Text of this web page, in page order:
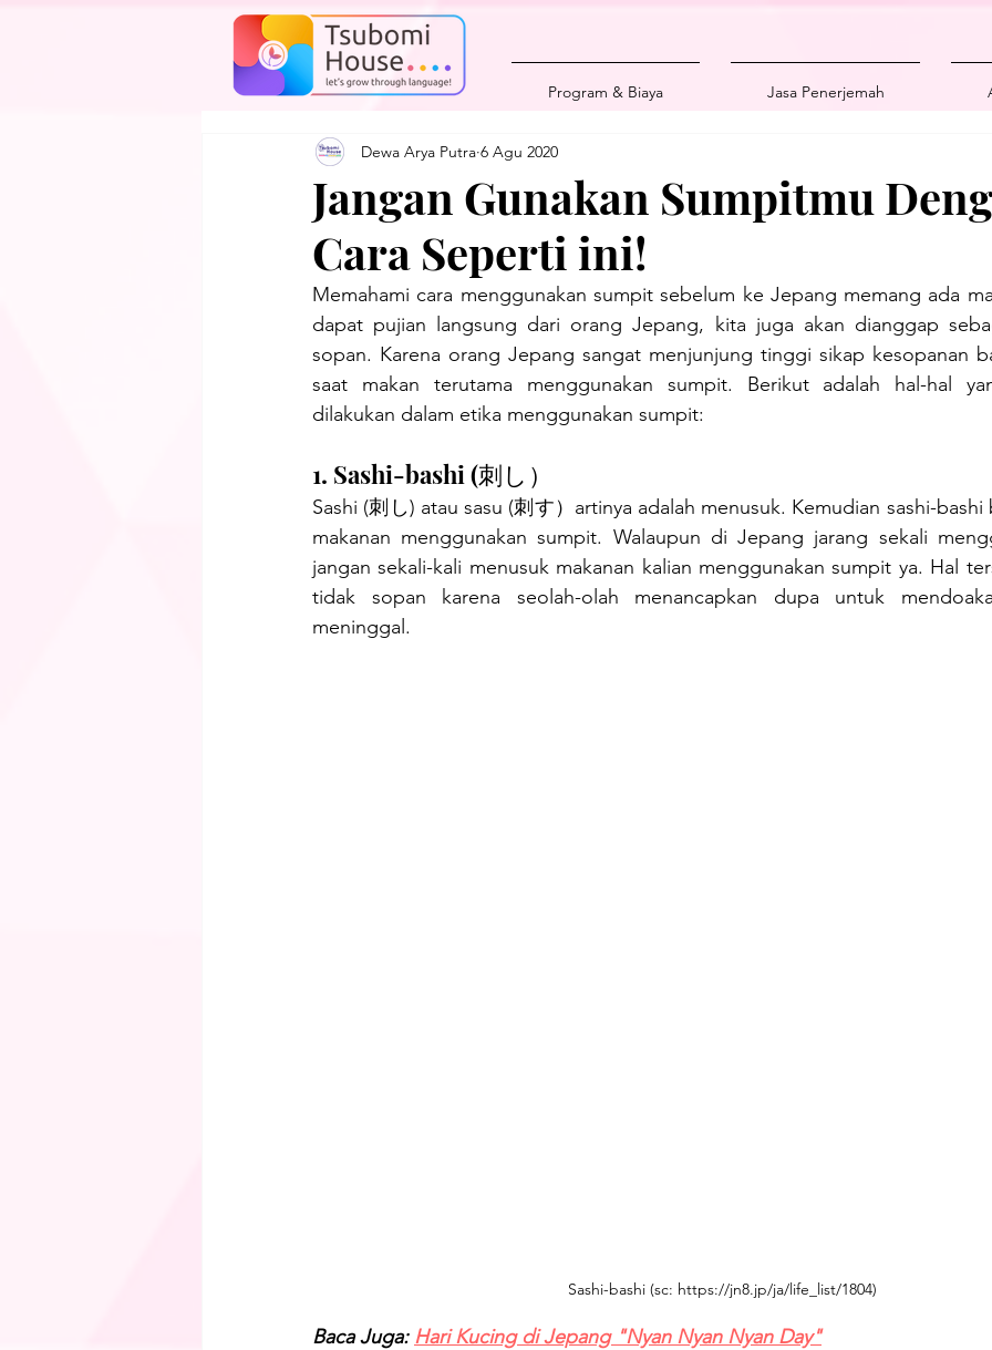
Program & Biaya Jasa Penerjemah
Jangan Gunakan Sumpitmu
Cara Seperti ini!
Dewa Arya Putra 6 Agu 2020
Memahami cara menggunakan sumpit sebelum ke Jepang memang ada
dapat pujian langsung dari orang Jepang, kita juga akan dianggap
sopan. Karena orang Jepang sangat menjunjung tinggi sikap kesopanan
saat makan terutama menggunakan sumpit. Berikut adalah hal-hal
dilakukan dalam etika menggunakan sumpit:
1. Sashi-bashi (刺し）
Sashi (刺し) atau sasu (刺す）artinya adalah menusuk. Kemudian sashi-
makanan menggunakan sumpit. Walaupun di Jepang jarang sekali
jangan sekali-kali menusuk makanan kalian menggunakan sumpit ya. Hal
tidak sopan karena seolah-olah menancapkan dupa untuk
meninggal.
Sashi-bashi (sc: https://jn8.jp/ja/life_list/1804)
Baca Juga: Hari Kucing di Jepang "Nyan Nyan Nyan Day"